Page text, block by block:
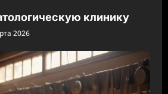
клинику
2026